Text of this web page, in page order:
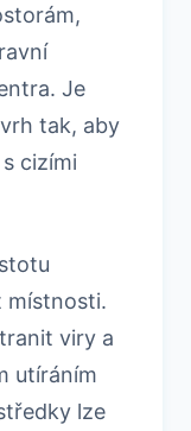
Je
tak, aby
cizími
místnosti.
viry a
utíráním
lze